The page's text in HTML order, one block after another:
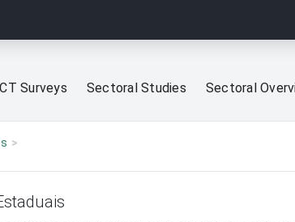
ICT Surveys Sectoral Studies Sectoral